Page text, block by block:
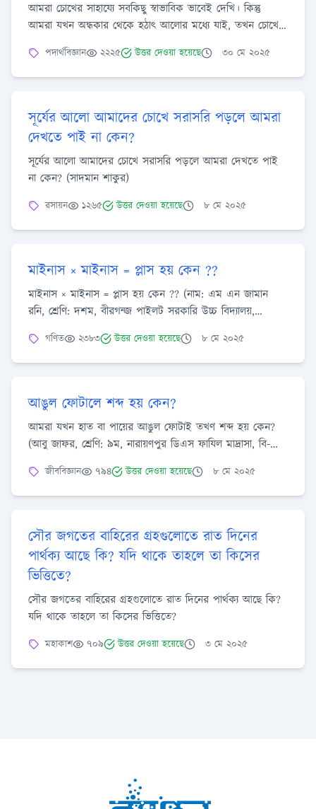
আমরা চোখের সাহায্যে সবকিছু স্বাভাবিক ভাবেই দেখি। কিন্তু
আমরা যখন অন্ধকার থেকে হঠাৎ আলোর মধ্যে যাই, তখন চোখে
জ্বালা অনুভব হয়।কিছুক্ষণ পর আবার স্বাভাবিক হয়ে যায়। এর
পিছনে বৈজ্ঞানিক ব্যাখ্যা কী???
পদার্থবিজ্ঞান ২২২৫ উত্তর দেওয়া হয়েছে ৩০ মে ২০২৫
সূর্যের আলো আমাদের চোখে সরাসরি পড়লে আমরা
দেখতে পাই না কেন?
সূর্যের আলো আমাদের চোখে সরাসরি পড়লে আমরা দেখতে পাই
না কেন? (সাদমান শাকুর)
রসায়ন ১২৬৫ উত্তর দেওয়া হয়েছে ৮ মে ২০২৫
মাইনাস × মাইনাস = প্লাস হয় কেন ??
মাইনাস × মাইনাস = প্লাস হয় কেন ?? (নাম: এম এন জামান
রনি, শ্রেণি: দশম, বীরগন্জ পাইলট সরকারি উচ্চ বিদ্যালয়,
বীরগন্জ , দিনাজপুর)
গণিত ২৩৮৩ উত্তর দেওয়া হয়েছে ৮ মে ২০২৫
আঙুল ফোটালে শব্দ হয় কেন?
আমরা যখন হাত বা পায়ের আঙুল ফোটাই তখণ শব্দ হয় কেন?
(আবু জাফর, শ্রেণি: ৯ম, নারায়ণপুর ডিএস ফাযিল মাদ্রাসা, বি-
বাড়িয়া)
জীববিজ্ঞান ৭৯৪ উত্তর দেওয়া হয়েছে ৮ মে ২০২৫
সৌর জগতের বাহিরের গ্রহগুলোতে রাত দিনের
পার্থক্য আছে কি? যদি থাকে তাহলে তা কিসের
ভিত্তিতে?
সৌর জগতের বাহিরের গ্রহগুলোতে রাত দিনের পার্থক্য আছে কি?
যদি থাকে তাহলে তা কিসের ভিত্তিতে?
মহাকাশ ৭০৯ উত্তর দেওয়া হয়েছে ৩ মে ২০২৫